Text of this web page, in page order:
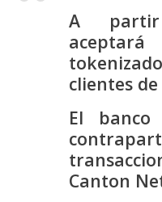
A
clientes de
El banco
Canton